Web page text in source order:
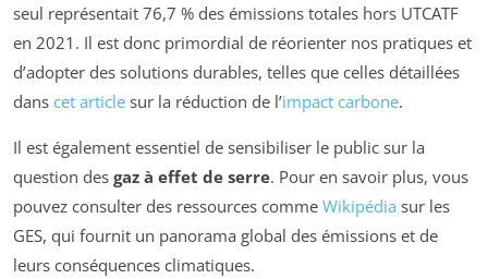
seul représentait 76,7 % des émissions totales hors UTCATF
en 2021. Il est donc primordial de réorienter nos pratiques et
d’adopter des solutions durables, telles que celles détaillées
dans cet article sur la réduction de l’impact carbone.
Il est également essentiel de sensibiliser le public sur la
question des gaz à effet de serre. Pour en savoir plus, vous
pouvez consulter des ressources comme Wikipédia sur les
GES, qui fournit un panorama global des émissions et de
leurs conséquences climatiques.